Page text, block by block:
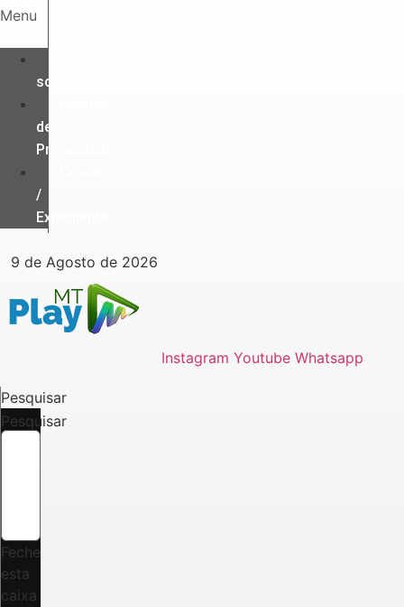
Ir
o
conteúdo
Menu
somos
de
Privacidade
/
Expediente
9 de Agosto de 2026
Instagram Youtube Whatsapp
Pesquisar
Pesquisar
Feche
esta
caixa